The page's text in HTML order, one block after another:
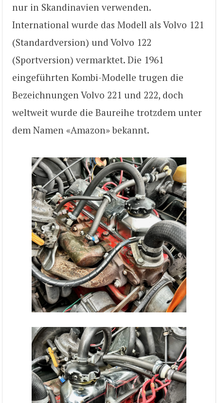
nur in Skandinavien verwenden.
International wurde das Modell als Volvo 121
(Standardversion) und Volvo 122
(Sportversion) vermarktet. Die 1961
eingeführten Kombi-Modelle trugen die
Bezeichnungen Volvo 221 und 222, doch
weltweit wurde die Baureihe trotzdem unter
dem Namen «Amazon» bekannt.